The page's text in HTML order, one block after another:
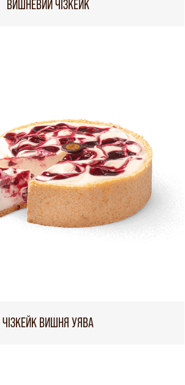
ВИШНЕВИЙ ЧІЗКЕЙК
ЧІЗКЕЙК ВИШНЯ УЯВА